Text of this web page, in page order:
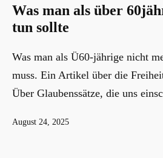
Was man als über
tun sollte
Was man als Ü60-jährige nicht
muss. Ein Artikel über die
Über Glaubenssätze, die uns
Veröffentlicht
August 24, 2025